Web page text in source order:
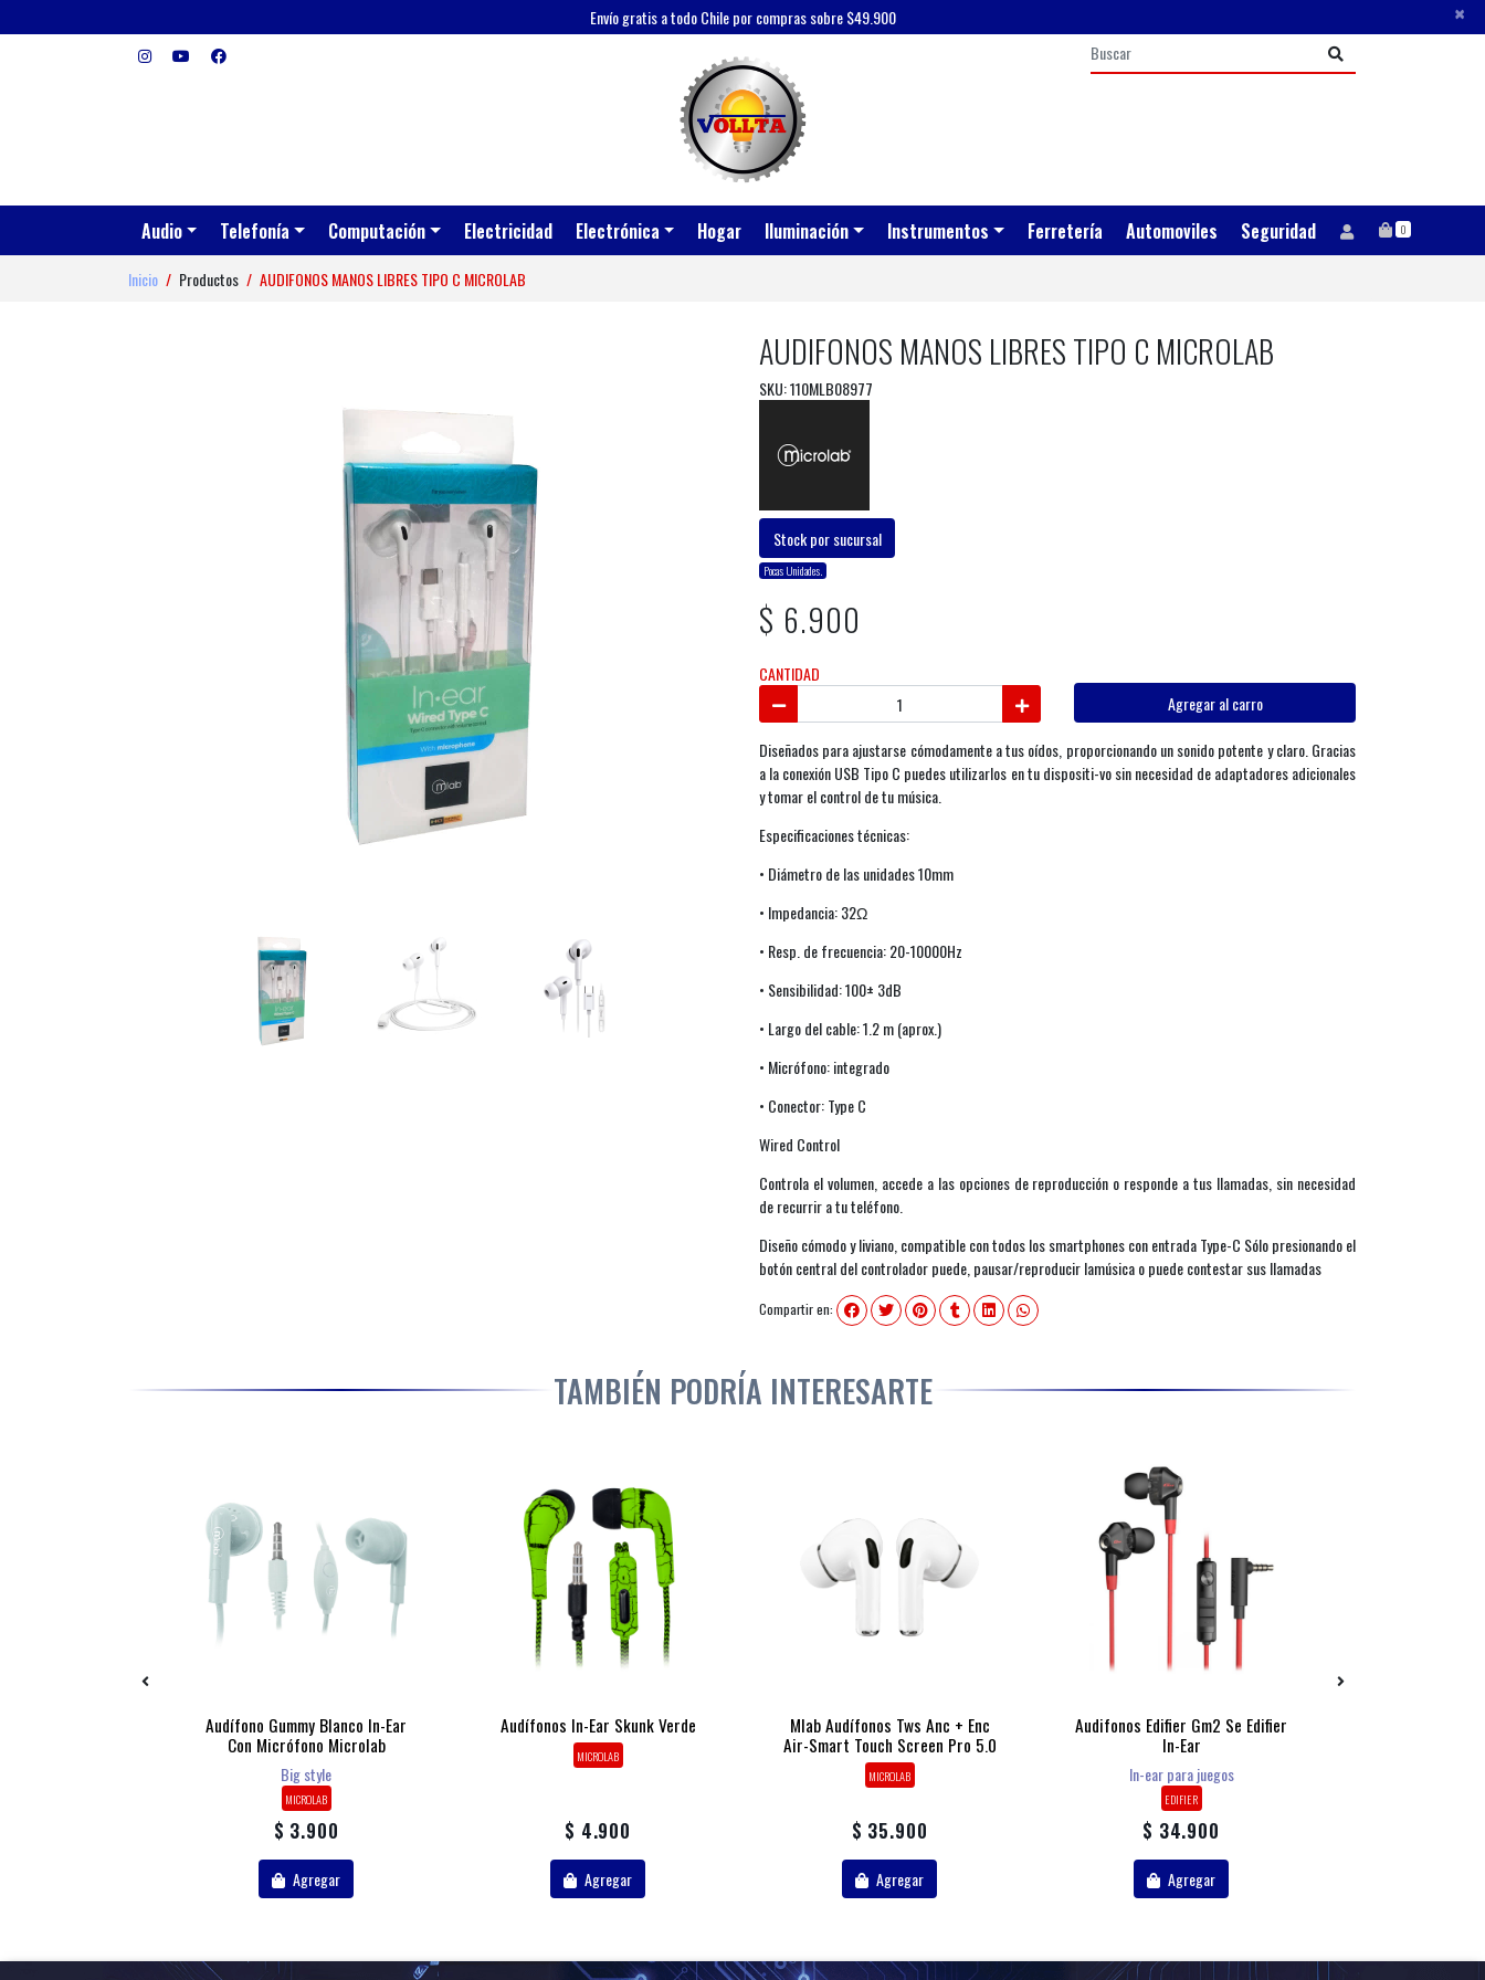
Envío gratis a todo Chile por compras sobre $49.900 ×
Audio Telefonía Computación Electricidad Electrónica Hogar Iluminación Instrumentos Ferretería Automoviles Seguridad 0
Inicio Productos AUDIFONOS MANOS LIBRES TIPO C MICROLAB
AUDIFONOS MANOS LIBRES TIPO C MICROLAB
SKU: 110MLB08977
Stock por sucursal
Pocas Unidades.
$ 6.900
CANTIDAD
Agregar al carro
Diseñados para ajustarse cómodamente a tus oídos, proporcionando un sonido potente y claro. Gracias
a la conexión USB Tipo C puedes utilizarlos en tu dispositi-vo sin necesidad de adaptadores adicionales
y tomar el control de tu música.
Especificaciones técnicas:
• Diámetro de las unidades 10mm
• Impedancia: 32Ω
• Resp. de frecuencia: 20-10000Hz
• Sensibilidad: 100± 3dB
• Largo del cable: 1.2 m (aprox.)
• Micrófono: integrado
• Conector: Type C
Wired Control
Controla el volumen, accede a las opciones de reproducción o responde a tus llamadas, sin necesidad
de recurrir a tu teléfono.
Diseño cómodo y liviano, compatible con todos los smartphones con entrada Type-C Sólo presionando el
botón central del controlador puede, pausar/reproducir lamúsica o puede contestar sus llamadas
Compartir en:
TAMBIÉN PODRÍA INTERESARTE
Audífono Gummy Blanco In-Ear
Con Micrófono Microlab
Big style
MICROLAB
$ 3.900
Agregar
Audífonos In-Ear Skunk Verde
MICROLAB
$ 4.900
Agregar
Mlab Audífonos Tws Anc + Enc
Air-Smart Touch Screen Pro 5.0
MICROLAB
$ 35.900
Agregar
Audifonos Edifier Gm2 Se Edifier
In-Ear
In-ear para juegos
EDIFIER
$ 34.900
Agregar